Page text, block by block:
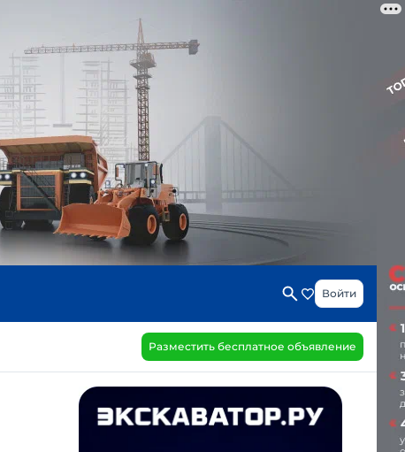
Войти
Разместить бесплатное объявление